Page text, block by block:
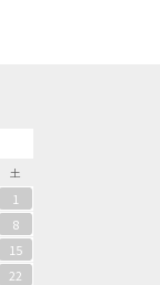
土
1
8
15
22